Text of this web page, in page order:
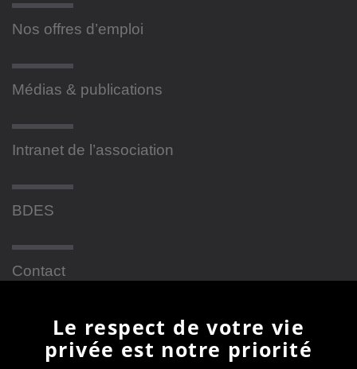
Nos offres d’emploi
Médias & publications
Intranet de l’association
BDES
Contact
Newsletter
Le respect de votre vie
privée est notre priorité